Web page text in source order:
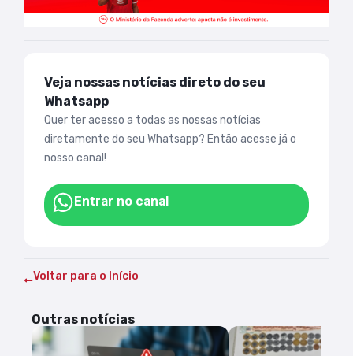
Veja nossas notícias direto do seu
Whatsapp
Quer ter acesso a todas as nossas notícias
diretamente do seu Whatsapp? Então acesse já o
nosso canal!
Entrar no canal
Voltar para o Início
Outras notícias